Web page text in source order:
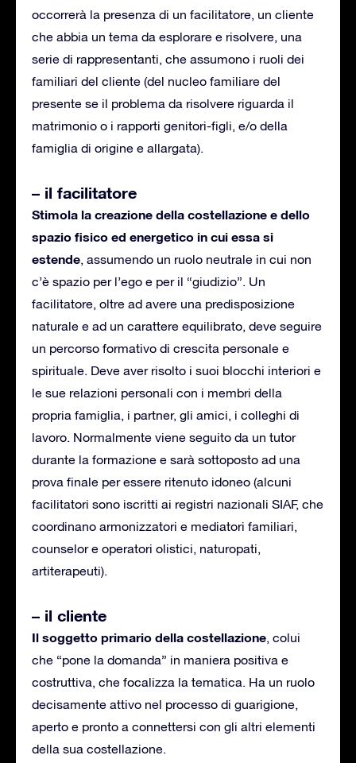
occorrerà la presenza di un facilitatore, un cliente
che abbia un tema da esplorare e risolvere, una
serie di rappresentanti, che assumono i ruoli dei
familiari del cliente (del nucleo familiare del
presente se il problema da risolvere riguarda il
matrimonio o i rapporti genitori-figli, e/o della
famiglia di origine e allargata).
– il facilitatore
Stimola la creazione della costellazione e dello
spazio fisico ed energetico in cui essa si
estende, assumendo un ruolo neutrale in cui non
c’è spazio per l’ego e per il “giudizio”. Un
facilitatore, oltre ad avere una predisposizione
naturale e ad un carattere equilibrato, deve seguire
un percorso formativo di crescita personale e
spirituale. Deve aver risolto i suoi blocchi interiori e
le sue relazioni personali con i membri della
propria famiglia, i partner, gli amici, i colleghi di
lavoro. Normalmente viene seguito da un tutor
durante la formazione e sarà sottoposto ad una
prova finale per essere ritenuto idoneo (alcuni
facilitatori sono iscritti ai registri nazionali SIAF, che
coordinano armonizzatori e mediatori familiari,
counselor e operatori olistici, naturopati,
artiterapeuti).
– il cliente
Il soggetto primario della costellazione, colui
che “pone la domanda” in maniera positiva e
costruttiva, che focalizza la tematica. Ha un ruolo
decisamente attivo nel processo di guarigione,
aperto e pronto a connettersi con gli altri elementi
della sua costellazione.